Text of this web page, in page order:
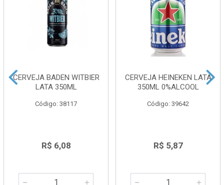
CERVEJA BADEN WITBIER
LATA 350ML
Código: 38117
R$ 6,08
CERVEJA HEINEKEN LATA
350ML 0%ALCOOL
Código: 39642
R$ 5,87